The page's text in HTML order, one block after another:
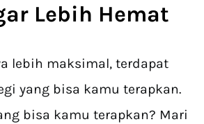
Lebih Hemat
lebih maksimal, terdapat
yang bisa kamu terapkan.
bisa kamu terapkan? Mari